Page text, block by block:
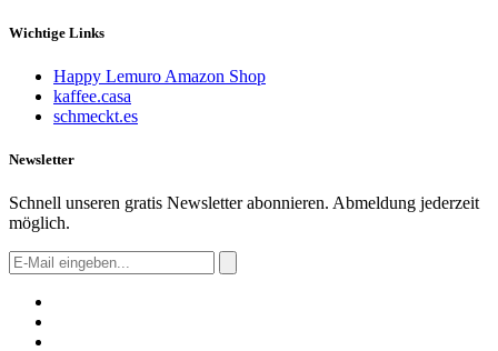
Wichtige Links
Happy Lemuro Amazon Shop
kaffee.casa
schmeckt.es
Newsletter
Schnell unseren gratis Newsletter abonnieren. Abmeldung jederzeit
möglich.